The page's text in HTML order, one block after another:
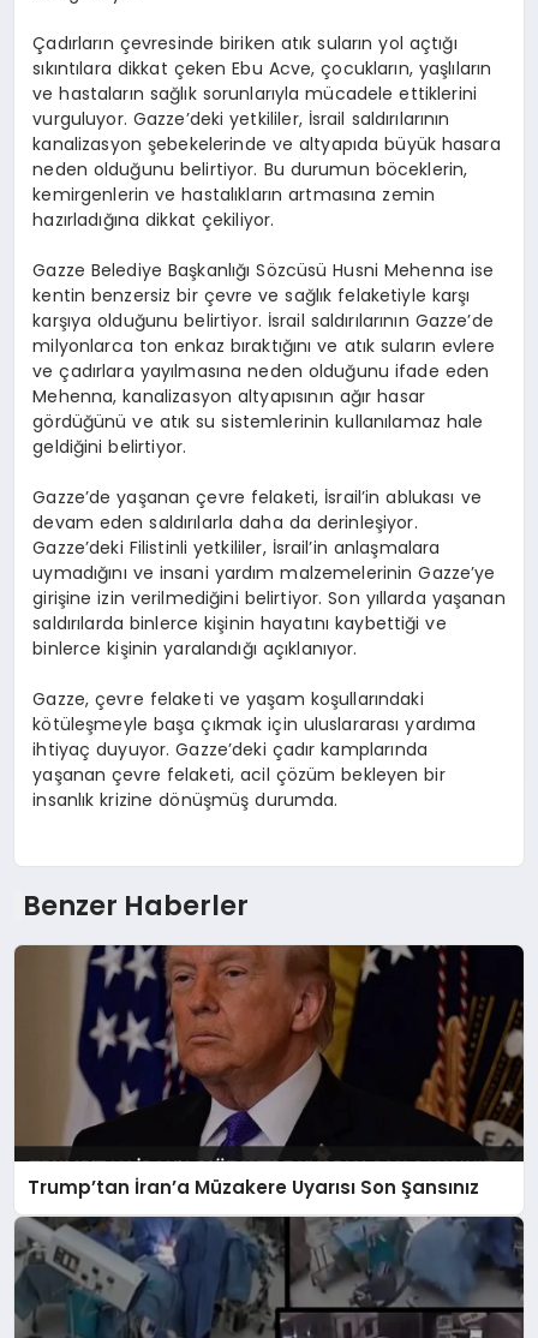
Çadırların çevresinde biriken atık suların yol açtığı
sıkıntılara dikkat çeken Ebu Acve, çocukların, yaşlıların
ve hastaların sağlık sorunlarıyla mücadele ettiklerini
vurguluyor. Gazze’deki yetkililer, İsrail saldırılarının
kanalizasyon şebekelerinde ve altyapıda büyük hasara
neden olduğunu belirtiyor. Bu durumun böceklerin,
kemirgenlerin ve hastalıkların artmasına zemin
hazırladığına dikkat çekiliyor.
Gazze Belediye Başkanlığı Sözcüsü Husni Mehenna ise
kentin benzersiz bir çevre ve sağlık felaketiyle karşı
karşıya olduğunu belirtiyor. İsrail saldırılarının Gazze’de
milyonlarca ton enkaz bıraktığını ve atık suların evlere
ve çadırlara yayılmasına neden olduğunu ifade eden
Mehenna, kanalizasyon altyapısının ağır hasar
gördüğünü ve atık su sistemlerinin kullanılamaz hale
geldiğini belirtiyor.
Gazze’de yaşanan çevre felaketi, İsrail’in ablukası ve
devam eden saldırılarla daha da derinleşiyor.
Gazze’deki Filistinli yetkililer, İsrail’in anlaşmalara
uymadığını ve insani yardım malzemelerinin Gazze’ye
girişine izin verilmediğini belirtiyor. Son yıllarda yaşanan
saldırılarda binlerce kişinin hayatını kaybettiği ve
binlerce kişinin yaralandığı açıklanıyor.
Gazze, çevre felaketi ve yaşam koşullarındaki
kötüleşmeyle başa çıkmak için uluslararası yardıma
ihtiyaç duyuyor. Gazze’deki çadır kamplarında
yaşanan çevre felaketi, acil çözüm bekleyen bir
insanlık krizine dönüşmüş durumda.
Benzer Haberler
Trump’tan İran’a Müzakere Uyarısı Son Şansınız